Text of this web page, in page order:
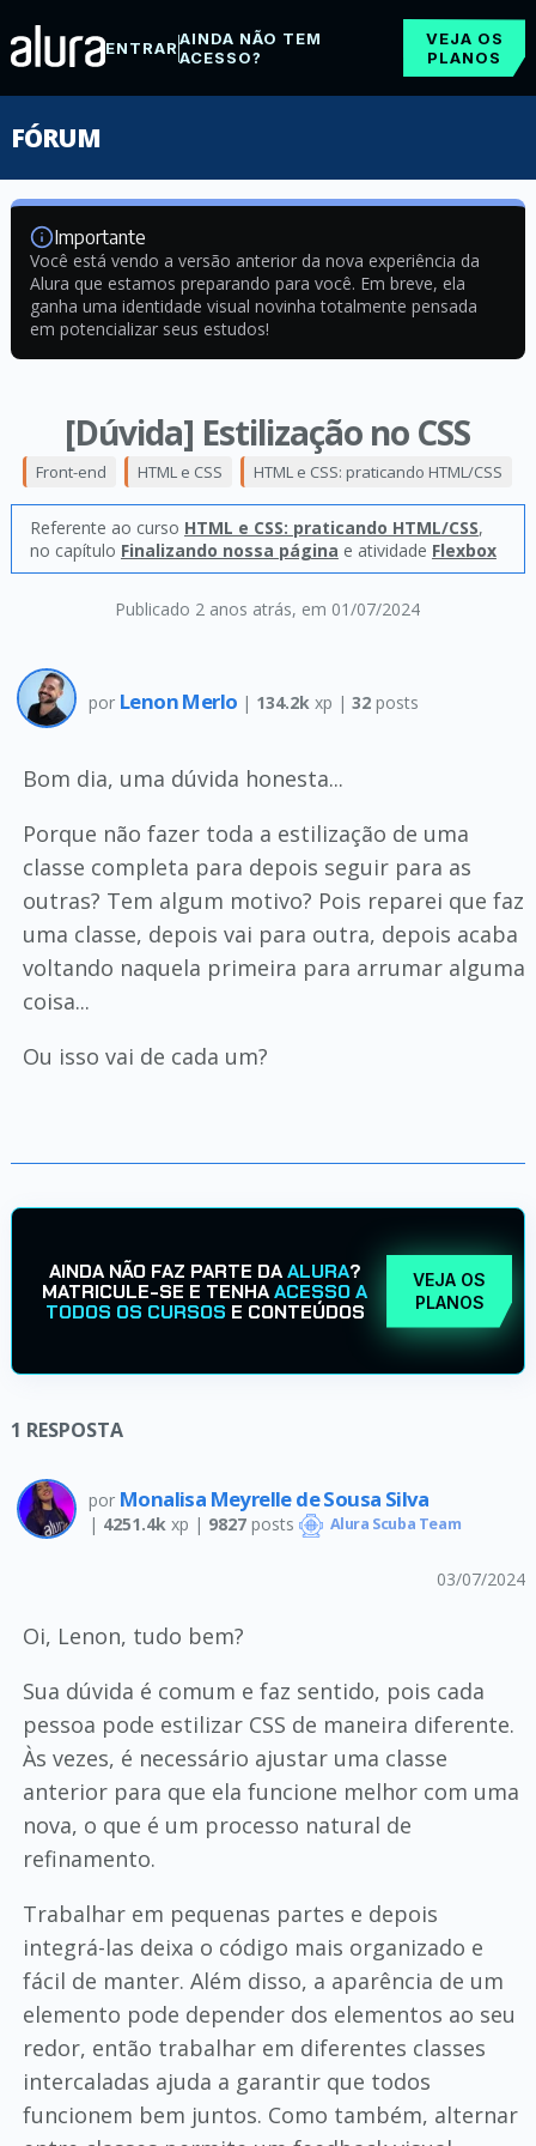
ENTRARAINDA NÃO TEM
ACESSO?
VEJA OS
PLANOS
FÓRUM
Importante
Você está vendo a versão anterior da nova experiência da
Alura que estamos preparando para você. Em breve, ela
ganha uma identidade visual novinha totalmente pensada
em potencializar seus estudos!
[Dúvida] Estilização no CSS
Publicado 2 anos atrás, em 01/07/2024
Front-end HTML e CSS HTML e CSS: praticando HTML/CSS
Referente ao curso HTML e CSS: praticando HTML/CSS,
no capítulo Finalizando nossa página e atividade Flexbox
por Lenon Merlo | 134.2k xp | 32posts
Bom dia, uma dúvida honesta...
Porque não fazer toda a estilização de uma
classe completa para depois seguir para as
outras? Tem algum motivo? Pois reparei que faz
uma classe, depois vai para outra, depois acaba
voltando naquela primeira para arrumar alguma
coisa...
Ou isso vai de cada um?
AINDA NÃO FAZ PARTE DAALURA?
MATRICULE-SE E TENHAACESSO A
TODOS OS CURSOS E CONTEÚDOS
VEJA OS
PLANOS
1 RESPOSTA
por Monalisa Meyrelle de Sousa Silva
| 4251.4k xp | 9827posts Alura Scuba Team
03/07/2024
Oi, Lenon, tudo bem?
Sua dúvida é comum e faz sentido, pois cada
pessoa pode estilizar CSS de maneira diferente.
Às vezes, é necessário ajustar uma classe
anterior para que ela funcione melhor com uma
nova, o que é um processo natural de
refinamento.
Trabalhar em pequenas partes e depois
integrá-las deixa o código mais organizado e
fácil de manter. Além disso, a aparência de um
elemento pode depender dos elementos ao seu
redor, então trabalhar em diferentes classes
intercaladas ajuda a garantir que todos
funcionem bem juntos. Como também, alternar